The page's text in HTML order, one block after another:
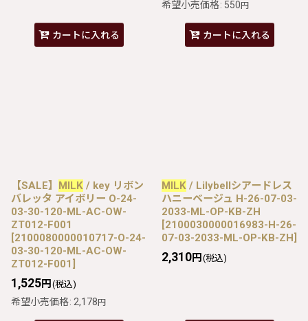
カートに入れる
希望小売価格: 550円
カートに入れる
【SALE】 MILK / key リボン
バレッタ アイボリー O-24-
03-30-120-ML-AC-OW-
ZT012-F001
[2100080000010717-O-24-
03-30-120-ML-AC-OW-
ZT012-F001 ]
1,525円 (税込)
希望小売価格: 2,178円
MILK / Lilybellシアードレス
ハニーベージュ H-26-07-03-
2033-ML-OP-KB-ZH
[2100030000016983-H-26-
07-03-2033-ML-OP-KB-ZH]
2,310円 (税込)